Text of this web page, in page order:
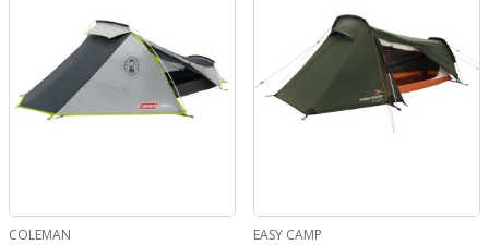
COLEMAN EASY CAMP